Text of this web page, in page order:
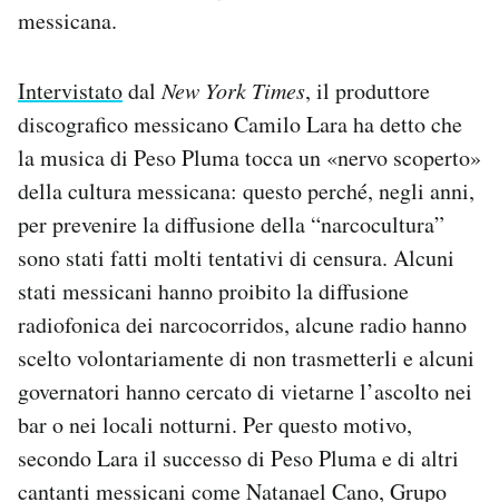
messicana.
IntervistatodalNew York Times, il produttore
discografico messicano Camilo Lara ha detto che
la musica di Peso Pluma tocca un «nervo scoperto»
della cultura messicana: questo perché, negli anni,
per prevenire la diffusione della “narcocultura”
sono stati fatti molti tentativi di censura. Alcuni
stati messicani hanno proibito la diffusione
radiofonica dei narcocorridos, alcune radio hanno
scelto volontariamente di non trasmetterli e alcuni
governatori hanno cercato di vietarne l’ascolto nei
bar o nei locali notturni. Per questo motivo,
secondo Lara il successo di Peso Pluma e di altri
cantanti messicani come Natanael Cano, Grupo